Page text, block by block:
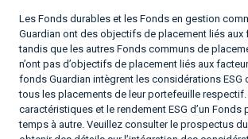
Les Fonds durables et les Fonds en gestion
Guardian ont des objectifs de placement liés aux
tandis que les autres Fonds communs de
n’ont pas d’objectifs de placement liés aux
fonds Guardian intègrent les considérations ESG
tous les placements de leur portefeuille respectif.
caractéristiques et le rendement ESG d’un Fonds
temps à autre. Veuillez consulter le prospectus